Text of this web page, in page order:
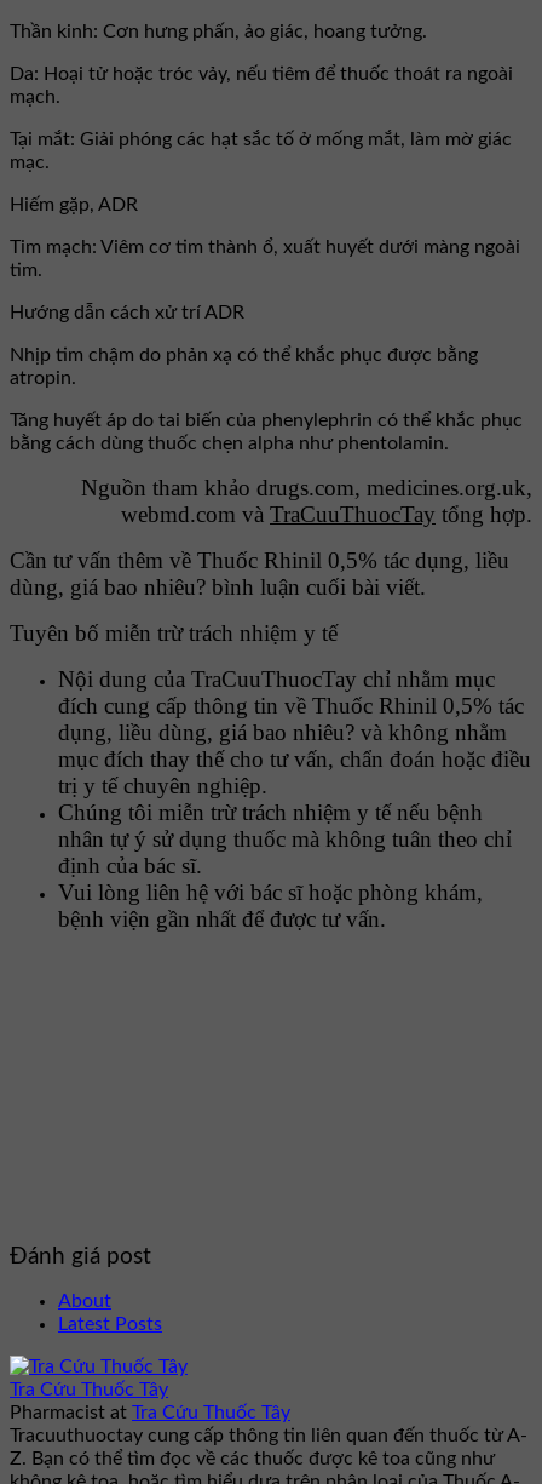
Thần kinh: Cơn hưng phấn, ảo giác, hoang tưởng.
Da: Hoại tử hoặc tróc vảy, nếu tiêm để thuốc thoát ra ngoài
mạch.
Tại mắt: Giải phóng các hạt sắc tố ở mống mắt, làm mờ giác
mạc.
Hiếm gặp, ADR
Tim mạch: Viêm cơ tim thành ổ, xuất huyết dưới màng ngoài
tim.
Hướng dẫn cách xử trí ADR
Nhịp tim chậm do phản xạ có thể khắc phục được bằng
atropin.
Tăng huyết áp do tai biến của phenylephrin có thể khắc phục
bằng cách dùng thuốc chẹn alpha như phentolamin.
Nguồn tham khảo drugs.com, medicines.org.uk,
webmd.com và TraCuuThuocTay tổng hợp.
Cần tư vấn thêm về Thuốc Rhinil 0,5% tác dụng, liều
dùng, giá bao nhiêu? bình luận cuối bài viết.
Tuyên bố miễn trừ trách nhiệm y tế
Nội dung của TraCuuThuocTay chỉ nhằm mục
đích cung cấp thông tin về Thuốc Rhinil 0,5% tác
dụng, liều dùng, giá bao nhiêu? và không nhằm
mục đích thay thế cho tư vấn, chẩn đoán hoặc điều
trị y tế chuyên nghiệp.
Chúng tôi miễn trừ trách nhiệm y tế nếu bệnh
nhân tự ý sử dụng thuốc mà không tuân theo chỉ
định của bác sĩ.
Vui lòng liên hệ với bác sĩ hoặc phòng khám,
bệnh viện gần nhất để được tư vấn.
Đánh giá post
About
Latest Posts
Tra Cứu Thuốc Tây
Pharmacist at Tra Cứu Thuốc Tây
Tracuuthuoctay cung cấp thông tin liên quan đến thuốc từ A-
Z. Bạn có thể tìm đọc về các thuốc được kê toa cũng như